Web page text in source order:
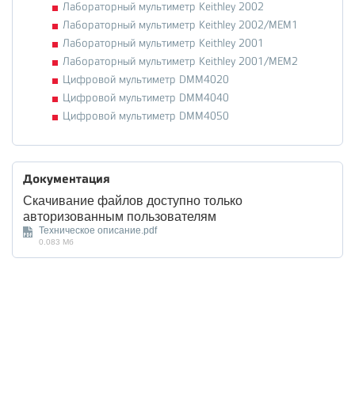
Лабораторный мультиметр Keithley 2002
Лабораторный мультиметр Keithley 2002/MEM1
Лабораторный мультиметр Keithley 2001
Лабораторный мультиметр Keithley 2001/MEM2
Цифровой мультиметр DMM4020
Цифровой мультиметр DMM4040
Цифровой мультиметр DMM4050
Документация
Скачивание файлов доступно только
авторизованным пользователям
Техническое описание.pdf
0.083 Мб